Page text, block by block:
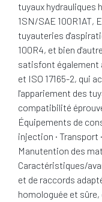
tuyaux hydrauliques
1SN/SAE 100R1AT,
tuyauteries
100R4, et bien
satisfont également
et ISO 17165-2, qui
l'appariement des
compatibilité
Équipements de
injection · Transport
Manutention des
Caractéristiques/
et de raccords
homologuée et